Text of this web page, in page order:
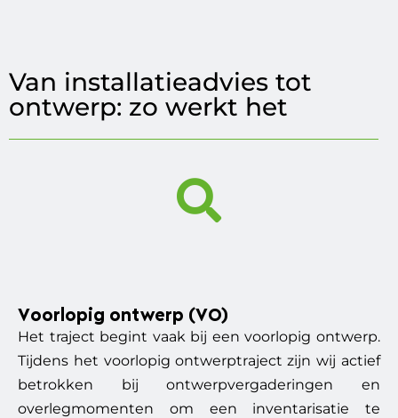
Van installatieadvies tot
ontwerp: zo werkt het
Voorlopig ontwerp (VO)
Het traject begint vaak bij een voorlopig ontwerp.
Tijdens het voorlopig ontwerptraject zijn wij actief
betrokken bij ontwerpvergaderingen en
overlegmomenten om een inventarisatie te